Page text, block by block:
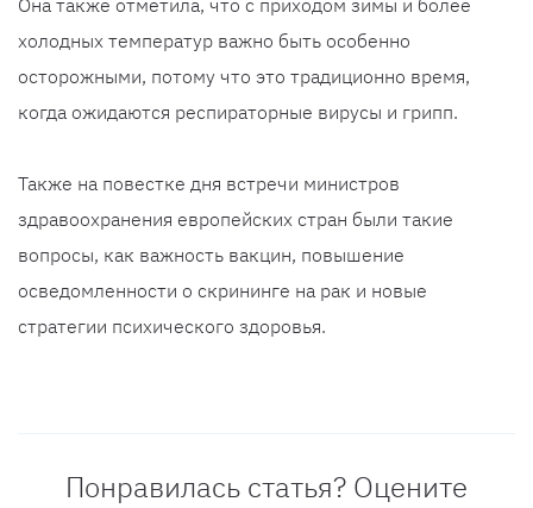
Она также отметила, что с приходом зимы и более
холодных температур важно быть особенно
осторожными, потому что это традиционно время,
когда ожидаются респираторные вирусы и грипп.
Также на повестке дня встречи министров
здравоохранения европейских стран были такие
вопросы, как важность вакцин, повышение
осведомленности о скрининге на рак и новые
стратегии психического здоровья.
Понравилась статья? Оцените